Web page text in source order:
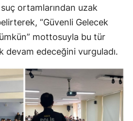
Uşak
Van
Yozgat
Zonguldak
Aksaray
suç ortamlarından uzak
“Güvenli Gelecek
mottosuyla bu tür
edeceğini vurguladı.